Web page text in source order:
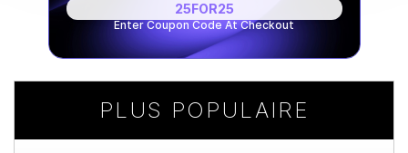
Enter Coupon Code At Checkout
25FOR25
PLUS POPULAIRE